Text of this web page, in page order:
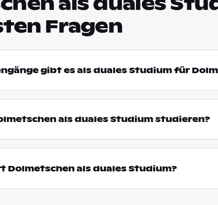
Fragen
gibt es als duales Studium für
als duales Studium studieren?
Dolmetschen als duales Studium?